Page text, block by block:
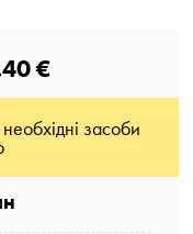
€
засоби